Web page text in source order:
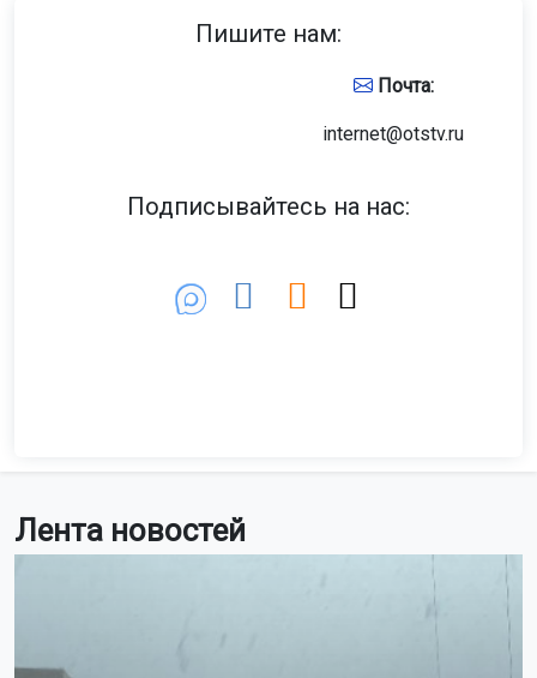
Лента новостей
Пишите нам:
Почта:
internet@otstv.ru
Подписывайтесь на нас: